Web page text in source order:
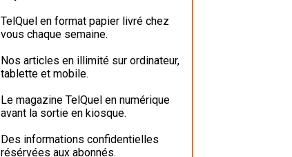
TelQuel en format papier livré chez
vous chaque semaine.
Nos articles en illimité sur ordinateur,
tablette et mobile.
Le magazine TelQuel en numérique
avant la sortie en kiosque.
Des informations confidentielles
résérvées aux abonnés.